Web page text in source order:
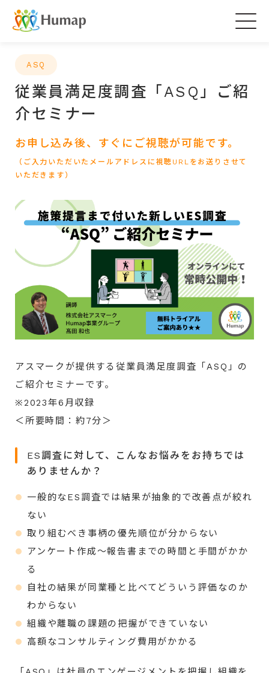
ASQ
従業員満足度調査「ASQ」ご紹
介セミナー
お申し込み後、すぐにご視聴が可能です。
（ご入力いただいたメールアドレスに視聴URLをお送りさせて
いただきます）
アスマークが提供する従業員満足度調査「ASQ」の
ご紹介セミナーです。
※2023年6月収録
＜所要時間：約7分＞
ES調査に対して、こんなお悩みをお持ちでは
ありませんか？
一般的なES調査では結果が抽象的で改善点が絞れ
ない
取り組むべき事柄の優先順位が分からない
アンケート作成～報告書までの時間と手間がかか
る
自社の結果が同業種と比べてどういう評価なのか
わからない
組織や離職の課題の把握ができていない
高額なコンサルティング費用がかかる